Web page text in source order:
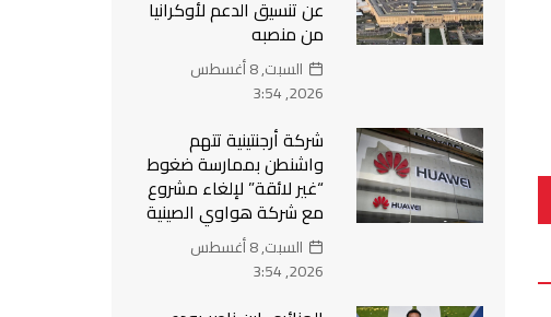
عن تنسيق الدعم لأوكرانيا
من منصبه
السبت, 8 أغسطس
2026, 3:54
شركة أرجنتينية تتهم
واشنطن بممارسة ضغوط
“غير لائقة” لإلغاء مشروع
مع شركة هواوي الصينية
السبت, 8 أغسطس
2026, 3:54